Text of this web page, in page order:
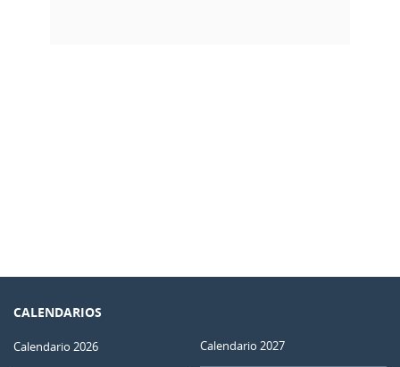
CALENDARIOS
Calendario 2026 Calendario 2027